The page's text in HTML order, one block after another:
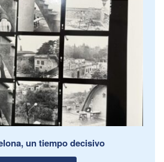
un tiempo decisivo